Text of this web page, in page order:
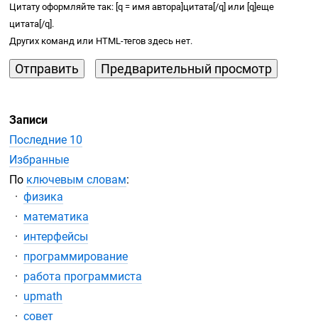
Цитату оформляйте так: [q = имя автора]цитата[/q] или [q]еще
цитата[/q].
Других команд или HTML-тегов здесь нет.
Записи
Последние 10
Избранные
По ключевым словам:
физика
математика
интерфейсы
программирование
работа программиста
upmath
совет